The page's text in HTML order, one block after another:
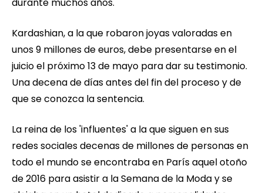
durante muchos años.
Kardashian, a la que robaron joyas valoradas en
unos 9 millones de euros, debe presentarse en el
juicio el próximo 13 de mayo para dar su testimonio.
Una decena de días antes del fin del proceso y de
que se conozca la sentencia.
La reina de los 'influentes' a la que siguen en sus
redes sociales decenas de millones de personas en
todo el mundo se encontraba en París aquel otoño
de 2016 para asistir a la Semana de la Moda y se